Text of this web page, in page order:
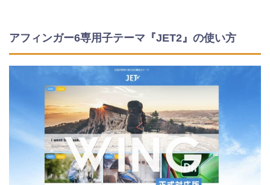
アフィンガー6専用子テーマ『JET2』の使い方